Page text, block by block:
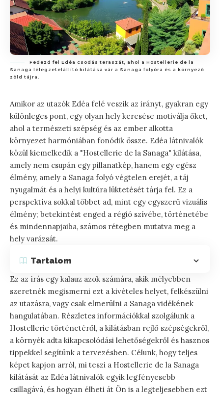
Fedezd fel Edéa csodás teraszát, ahol a Hostellerie de la
Sanaga lélegzetelállító kilátása vár a Sanaga folyóra és a környező
zöld tájra.
Amikor az utazók Edéa felé veszik az irányt, gyakran egy
különleges pont, egy olyan hely keresése motiválja őket,
ahol a természeti szépség és az ember alkotta
környezet harmóniában fonódik össze. Edéa látnivalók
közül kiemelkedik a "Hostellerie de la Sanaga" kilátása,
amely nem csupán egy pillanatkép, hanem egy egész
élmény, amely a Sanaga folyó végtelen erejét, a táj
nyugalmát és a helyi kultúra lüktetését tárja fel. Ez a
perspektíva sokkal többet ad, mint egy egyszerű vizuális
élmény; betekintést enged a régió szívébe, történetébe
és mindennapjaiba, számos rétegben mutatva meg a
hely varázsát.
Tartalom
Ez az írás egy kalauz azok számára, akik mélyebben
szeretnék megismerni ezt a kivételes helyet, felkészülni
az utazásra, vagy csak elmerülni a Sanaga vidékének
hangulatában. Részletes információkkal szolgálunk a
Hostellerie történetéről, a kilátásban rejlő szépségekről,
a környék adta kikapcsolódási lehetőségekről és hasznos
tippekkel segítünk a tervezésben. Célunk, hogy teljes
képet kapjon arról, mi teszi a Hostellerie de la Sanaga
kilátását az Edéa látnivalók egyik legfényesebb
csillagává, és hogyan élheti át Ön is a legteljesebben ezt